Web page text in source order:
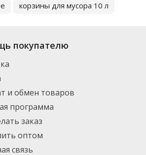
корзины для мусора 10 л
покупателю
и обмен товаров
программа
заказ
оптом
связь